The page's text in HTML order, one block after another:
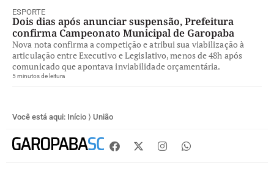
ESPORTE
Dois dias após anunciar suspensão, Prefeitura
confirma Campeonato Municipal de Garopaba
Nova nota confirma a competição e atribui sua viabilização à
articulação entre Executivo e Legislativo, menos de 48h após
comunicado que apontava inviabilidade orçamentária.
5 minutos de leitura
Você está aqui: Início ⟩ União